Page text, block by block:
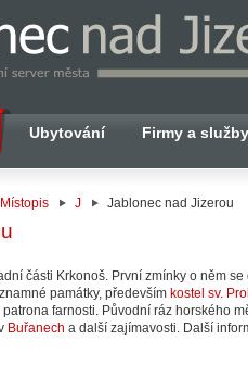
Ubytování Firmy a služby
Místopis J Jablonec nad Jizerou
části Krkonoš. První zmínky o něm
památky, především kostel sv.
farnosti. Původní ráz horského
Buřanech a další zajímavosti. Další